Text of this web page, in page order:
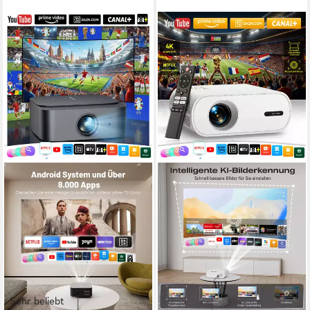
Sehr beliebt